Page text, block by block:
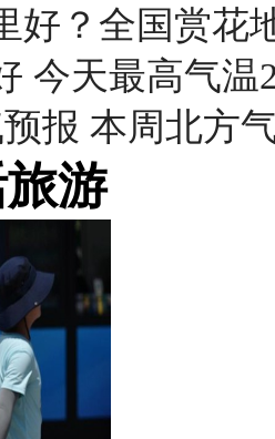
好？全国赏花
今天最高气
报 本周北方
游